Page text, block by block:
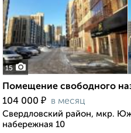
15
Помещение свободного
104 000 ₽ в месяц
Свердловский район, мкр.
набережная 10